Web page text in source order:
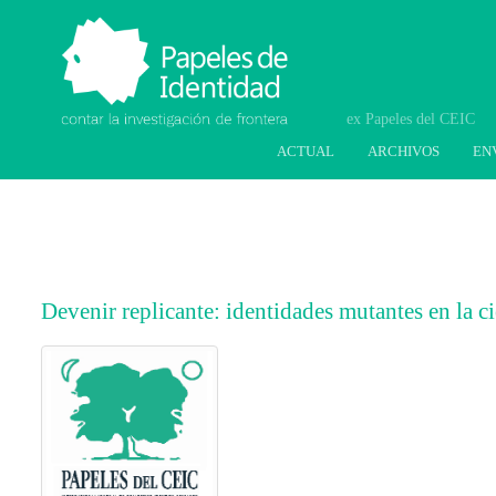
ACTUAL ARCHIVOS
Papeles de Identidad.
Contar la investigación
de frontera
Devenir replicante: identidades mutantes en la
##plugins.themes.bootstrap3.article.main##